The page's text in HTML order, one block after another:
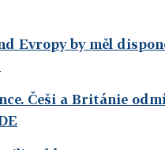
Evropy by měl
Češi a Británie